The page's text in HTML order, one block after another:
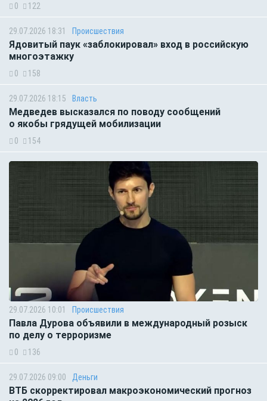
0 122
29.07.2026 18:31 Происшествия
Ядовитый паук «заблокировал» вход в российскую
многоэтажку
0 158
29.07.2026 18:15 Власть
Медведев высказался по поводу сообщений
о якобы грядущей мобилизации
0 154
29.07.2026 10:01 Происшествия
Павла Дурова объявили в международный розыск
по делу о терроризме
0 136
29.07.2026 09:00 Деньги
ВТБ скорректировал макроэкономический прогноз